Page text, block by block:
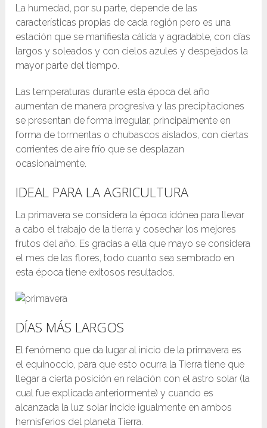
La humedad, por su parte, depende de las
características propias de cada región pero es una
estación que se manifiesta cálida y agradable, con días
largos y soleados y con cielos azules y despejados la
mayor parte del tiempo.
Las temperaturas durante esta época del año
aumentan de manera progresiva y las precipitaciones
se presentan de forma irregular, principalmente en
forma de tormentas o chubascos aislados, con ciertas
corrientes de aire frío que se desplazan
ocasionalmente.
IDEAL PARA LA AGRICULTURA
La primavera se considera la época idónea para llevar
a cabo el trabajo de la tierra y cosechar los mejores
frutos del año. Es gracias a ella que mayo se considera
el mes de las flores, todo cuanto sea sembrado en
esta época tiene exitosos resultados.
DÍAS MÁS LARGOS
El fenómeno que da lugar al inicio de la primavera es
el equinoccio, para que esto ocurra la Tierra tiene que
llegar a cierta posición en relación con el astro solar (la
cual fue explicada anteriormente) y cuando es
alcanzada la luz solar incide igualmente en ambos
hemisferios del planeta Tierra.